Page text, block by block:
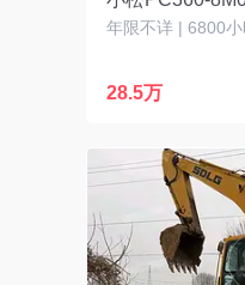
年限不详 | 6800
28.5万